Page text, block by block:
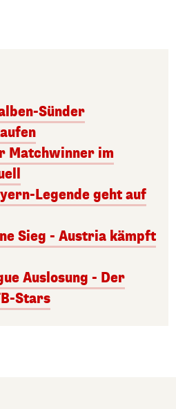
Sünder
Matchwinner im
Legende geht auf
Sieg - Austria kämpft
Auslosung - Der
Stars